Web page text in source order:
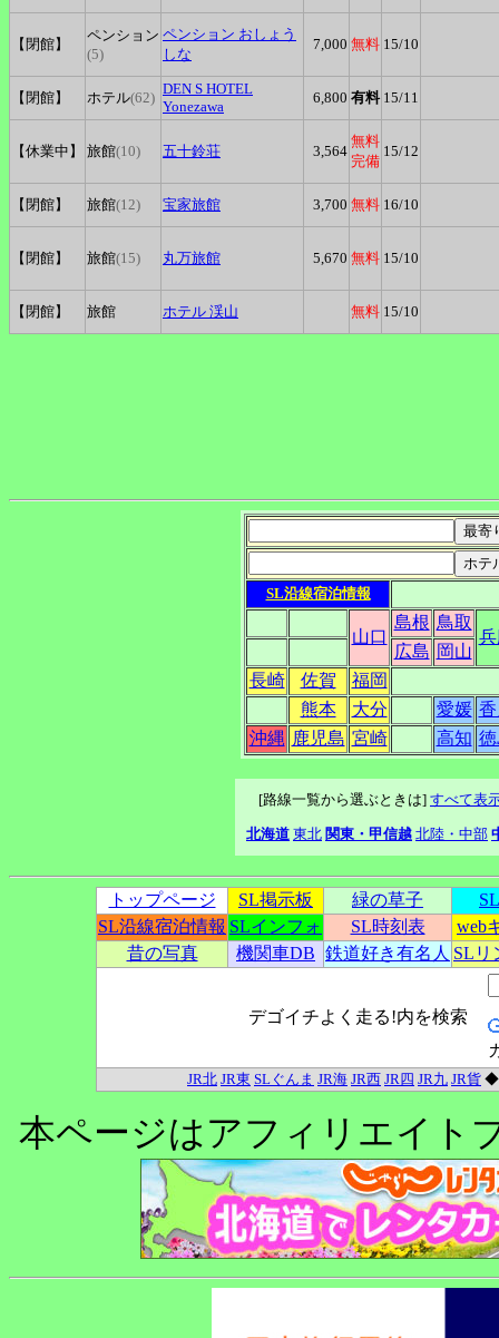
【閉館】
ペンション
(5)
ペンション おしょう
しな
7,000 無料 15/10
【閉館】 ホテル(62)
DEN S HOTEL
Yonezawa
6,800 有料 15/11
【休業中】 旅館(10) 五十鈴荘 3,564
無料
完備
15/12
【閉館】 旅館(12) 宝家旅館 3,700 無料 16/10
【閉館】 旅館(15) 丸万旅館 5,670 無料 15/10
【閉館】 旅館 ホテル 渓山 無料 15/10
SL沿線宿泊情報
山口
島根 鳥取
広島 岡山
長崎
佐賀
福岡
熊本
大分 愛媛
沖縄 鹿児島 宮崎 高知
[路線一覧から選ぶときは] すべて表
北海道 東北 関東・甲信越 北陸・中部
トップページ SL掲示板 緑の草子
SL沿線宿泊情報 SLインフォ SL時刻表
web
昔の写真
機関車DB 鉄道好き有名人 SLリ
デゴイチよく走る!内を検索
JR北 JR東 SLぐんま JR海 JR西 JR四 JR九 JR貨
本ページはアフィリエイト